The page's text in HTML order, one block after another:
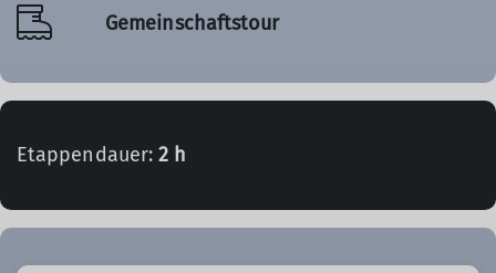
Gemeinschaftstour
Etappendauer:2 h